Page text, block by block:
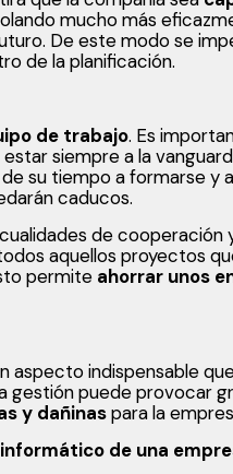
mucho más
De este modo se
de la planificación.
de trabajo. Es
siempre a la
su tiempo a formarse y
caducos.
de cooperación
aquellos proyectos
permite ahorrar unos
aspecto indispensable
gestión puede provocar
y dañinaspara la
de una